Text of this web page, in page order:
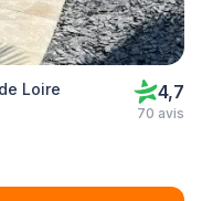
Loire 4,7
70 avis